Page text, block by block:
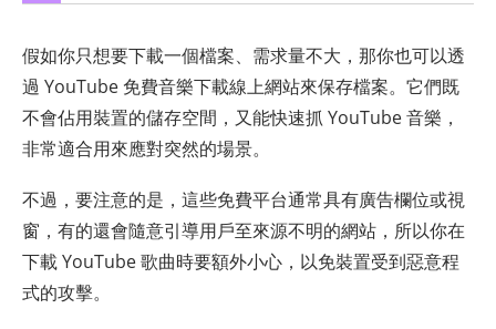
假如你只想要下載一個檔案、需求量不大，那你也可以透
過 YouTube 免費音樂下載線上網站來保存檔案。它們既
不會佔用裝置的儲存空間，又能快速抓 YouTube 音樂，
非常適合用來應對突然的場景。
不過，要注意的是，這些免費平台通常具有廣告欄位或視
窗，有的還會隨意引導用戶至來源不明的網站，所以你在
下載 YouTube 歌曲時要額外小心，以免裝置受到惡意程
式的攻擊。